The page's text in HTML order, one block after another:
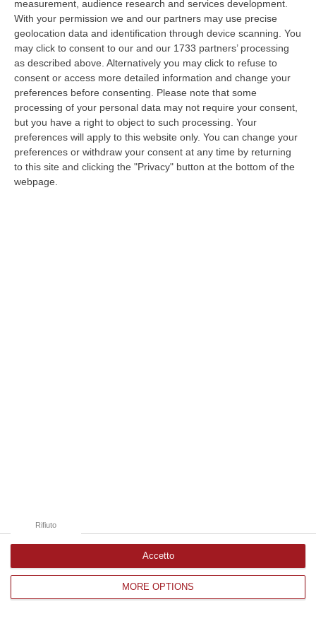
measurement, audience research and services development.
With your permission we and our partners may use precise
geolocation data and identification through device scanning. You
may click to consent to our and our 1733 partners’ processing
as described above. Alternatively you may click to refuse to
consent or access more detailed information and change your
preferences before consenting.
Please note that some
processing of your personal data may not require your consent,
but you have a right to object to such processing. Your
preferences will apply to this website only. You can change your
preferences or withdraw your consent at any time by returning
to this site and clicking the "Privacy" button at the bottom of the
webpage.
MORE OPTIONS
Rifiuto
Accetto
10 Agosto, 20:30
Carcere Di Arghillà A Reggio, Detenuti Sottraggono Chiavi E
Devastano Sezione
“REGGIO CALABRIA Escalation di violenza nel carcere di Arghillà a
Reggio Calabria. Secondo quanto riferisce in una nota il sindacato Osapp
a…
10 Agosto, 19:47
Cosenza, Acquistato Dall’Inter Daniele Quieto
“COSENZA Il Cosenza Calcio comunica l’acquisizione a titolo definitivo
dall’Inter dei diritti sulle prestazioni sportive di Daniele Quieto. …
Corriere delle Calabria è una testata giornalistica di News&Com S.r.l